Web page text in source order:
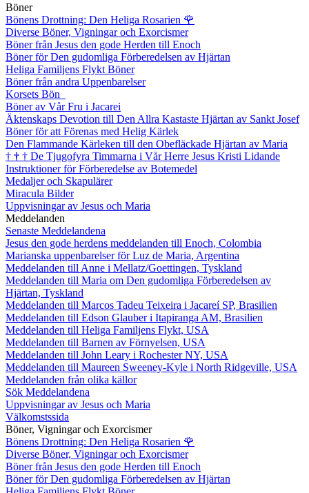
Böner
Bönens Drottning: Den Heliga Rosarien 🌹
Diverse Böner, Vigningar och Exorcismer
Böner från Jesus den gode Herden till Enoch
Böner för Den gudomliga Förberedelsen av Hjärtan
Heliga Familjens Flykt Böner
Böner från andra Uppenbarelser
Korsets Bön
Böner av Vår Fru i Jacarei
Äktenskaps Devotion till Den Allra Kastaste Hjärtan av Sankt Josef
Böner för att Förenas med Helig Kärlek
Den Flammande Kärleken till den Obefläckade Hjärtan av Maria
† † † De Tjugofyra Timmarna i Vår Herre Jesus Kristi Lidande
Instruktioner för Förberedelse av Botemedel
Medaljer och Skapulärer
Miracula Bilder
Uppvisningar av Jesus och Maria
Meddelanden
Senaste Meddelandena
Jesus den gode herdens meddelanden till Enoch, Colombia
Marianska uppenbarelser för Luz de Maria, Argentina
Meddelanden till Anne i Mellatz/Goettingen, Tyskland
Meddelanden till Maria om Den gudomliga Förberedelsen av
Hjärtan, Tyskland
Meddelanden till Marcos Tadeu Teixeira i Jacareí SP, Brasilien
Meddelanden till Edson Glauber i Itapiranga AM, Brasilien
Meddelanden till Heliga Familjens Flykt, USA
Meddelanden till Barnen av Förnyelsen, USA
Meddelanden till John Leary i Rochester NY, USA
Meddelanden till Maureen Sweeney-Kyle i North Ridgeville, USA
Meddelanden från olika källor
Sök Meddelandena
Uppvisningar av Jesus och Maria
Välkomstssida
Böner, Vigningar och Exorcismer
Bönens Drottning: Den Heliga Rosarien 🌹
Diverse Böner, Vigningar och Exorcismer
Böner från Jesus den gode Herden till Enoch
Böner för Den gudomliga Förberedelsen av Hjärtan